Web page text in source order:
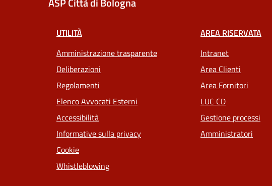
UTILITÀ
Amministrazione trasparente
Deliberazioni
Regolamenti
Elenco Avvocati Esterni
Accessibilità
Informative sulla privacy
Cookie
Whistleblowing
AREA RISERVATA
Intranet
Area Clienti
Area Fornitori
LUC CD
Gestione processi
Amministratori